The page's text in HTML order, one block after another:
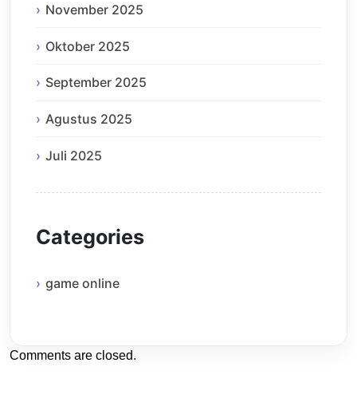
November 2025
Oktober 2025
September 2025
Agustus 2025
Juli 2025
Categories
game online
Comments are closed.